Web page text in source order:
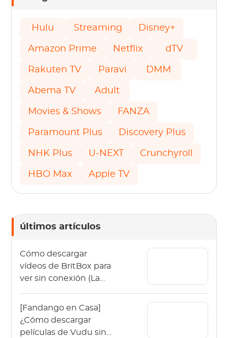
Hulu Streaming Disney+
Amazon Prime Netflix dTV
Rakuten TV Paravi DMM
Abema TV Adult
Movies & Shows FANZA
Paramount Plus Discovery Plus
NHK Plus U-NEXT Crunchyroll
HBO Max Apple TV
últimos artículos
Cómo descargar
vídeos de BritBox para
ver sin conexión (La
[Fandango en Casa]
¿Cómo descargar
películas de Vudu sin